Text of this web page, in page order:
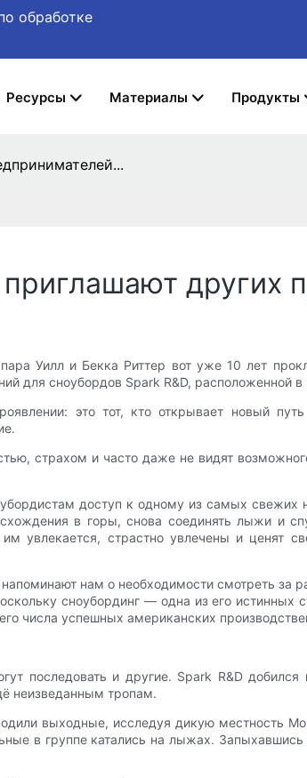
обработке
Ресурсы Материалы Продукты
других
Уилл и Бекка Риттер вот уже 10 лет
для сноубордов Spark R&D, расположенной
это тот, кто открывает новый
страхом и часто даже не видят
доступ к одному из самых
в горы, снова соединять лыжи и
увлекается, страстно увлечены и ценят
нам о необходимости смотреть за
сноубординг — одна из его
числа успешных американских
последовать и другие. Spark R&D
неизведанным тропам.
выходные, исследуя дикую местность
в группе катались на лыжах.